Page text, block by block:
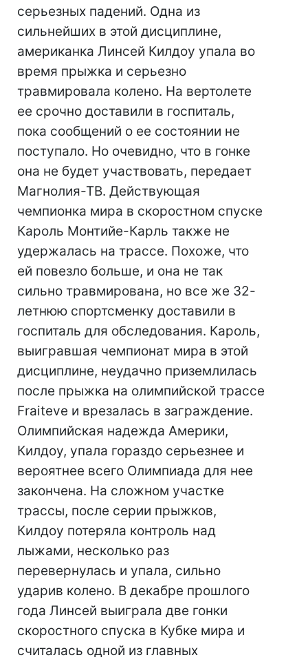
серьезных падений. Одна из
сильнейших в этой дисциплине,
американка Линсей Килдоу упала во
время прыжка и серьезно
травмировала колено. На вертолете
ее срочно доставили в госпиталь,
пока сообщений о ее состоянии не
поступало. Но очевидно, что в гонке
она не будет участвовать, передает
Магнолия-ТВ. Действующая
чемпионка мира в скоростном спуске
Кароль Монтийе-Карль также не
удержалась на трассе. Похоже, что
ей повезло больше, и она не так
сильно травмирована, но все же 32-
летнюю спортсменку доставили в
госпиталь для обследования. Кароль,
выигравшая чемпионат мира в этой
дисциплине, неудачно приземлилась
после прыжка на олимпийской трассе
Fraiteve и врезалась в заграждение.
Олимпийская надежда Америки,
Килдоу, упала гораздо серьезнее и
вероятнее всего Олимпиада для нее
закончена. На сложном участке
трассы, после серии прыжков,
Килдоу потеряла контроль над
лыжами, несколько раз
перевернулась и упала, сильно
ударив колено. В декабре прошлого
года Линсей выиграла две гонки
скоростного спуска в Кубке мира и
считалась одной из главных